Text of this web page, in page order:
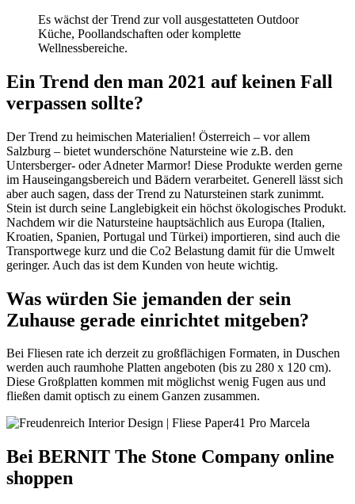
Es wächst der Trend zur voll ausgestatteten Outdoor
Küche, Poollandschaften oder komplette
Wellnessbereiche.
Ein Trend den man 2021 auf keinen Fall
verpassen sollte?
Der Trend zu heimischen Materialien! Österreich – vor allem
Salzburg – bietet wunderschöne Natursteine wie z.B. den
Untersberger- oder Adneter Marmor! Diese Produkte werden gerne
im Hauseingangsbereich und Bädern verarbeitet. Generell lässt sich
aber auch sagen, dass der Trend zu Natursteinen stark zunimmt.
Stein ist durch seine Langlebigkeit ein höchst ökologisches Produkt.
Nachdem wir die Natursteine hauptsächlich aus Europa (Italien,
Kroatien, Spanien, Portugal und Türkei) importieren, sind auch die
Transportwege kurz und die Co2 Belastung damit für die Umwelt
geringer. Auch das ist dem Kunden von heute wichtig.
Was würden Sie jemanden der sein
Zuhause gerade einrichtet mitgeben?
Bei Fliesen rate ich derzeit zu großflächigen Formaten, in Duschen
werden auch raumhohe Platten angeboten (bis zu 280 x 120 cm).
Diese Großplatten kommen mit möglichst wenig Fugen aus und
fließen damit optisch zu einem Ganzen zusammen.
Bei BERNIT The Stone Company online
shoppen